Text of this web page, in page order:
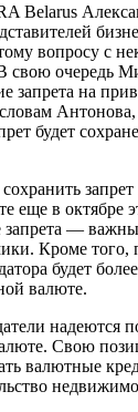
Belarus
вопросу с
В свою очередь
запрета на
будет
запрет
еще в октябре
запрета —
Кроме
будет
валюте.
надеются
Свою
валютные